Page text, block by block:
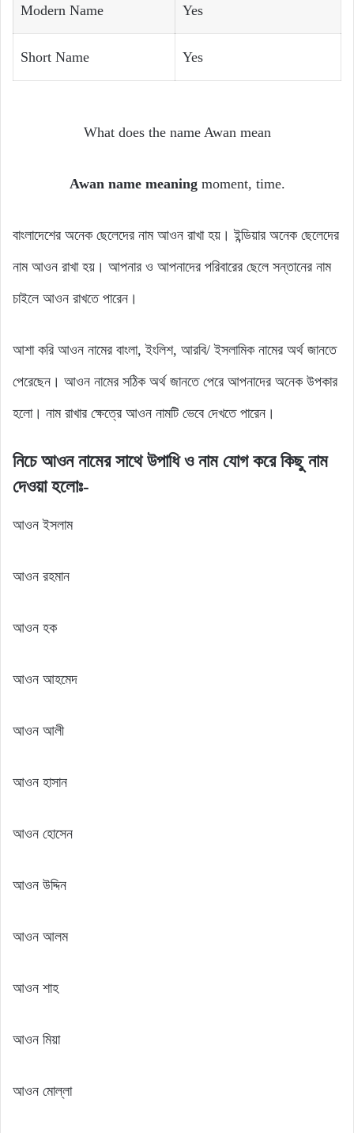
Modern Name Yes
Short Name Yes
What does the name Awan mean
Awan name meaning moment, time.
বাংলাদেশের অনেক ছেলেদের নাম আওন রাখা হয়। ইন্ডিয়ার অনেক ছেলেদের
নাম আওন রাখা হয়। আপনার ও আপনাদের পরিবারের ছেলে সন্তানের নাম
চাইলে আওন রাখতে পারেন।
আশা করি আওন নামের বাংলা, ইংলিশ, আরবি/ ইসলামিক নামের অর্থ জানতে
পেরেছেন। আওন নামের সঠিক অর্থ জানতে পেরে আপনাদের অনেক উপকার
হলো। নাম রাখার ক্ষেত্রে আওন নামটি ভেবে দেখতে পারেন।
নিচে আওন নামের সাথে উপাধি ও নাম যোগ করে কিছু নাম
দেওয়া হলোঃ-
আওন ইসলাম
আওন রহমান
আওন হক
আওন আহমেদ
আওন আলী
আওন হাসান
আওন হোসেন
আওন উদ্দিন
আওন আলম
আওন শাহ
আওন মিয়া
আওন মোল্লা